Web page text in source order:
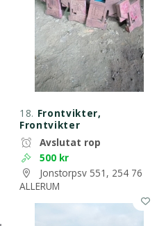
18. Frontvikter,
Frontvikter
Avslutat rop
500 kr
Jonstorpsv 551, 254 76
ALLERUM